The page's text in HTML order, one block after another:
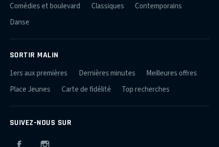
Comédies et boulevard
Classiques
Contemporains
Danse
SORTIR MALIN
1ers aux premières Dernières minutes
Meilleures offres
Place Jeunes
Carte de fidélité Top recherches
SUIVEZ-NOUS SUR
Facebook